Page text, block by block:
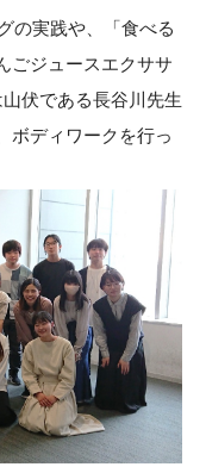
の実践や、「食べる
ごジュースエクササ
伏である長谷川先生
ボディワークを行っ